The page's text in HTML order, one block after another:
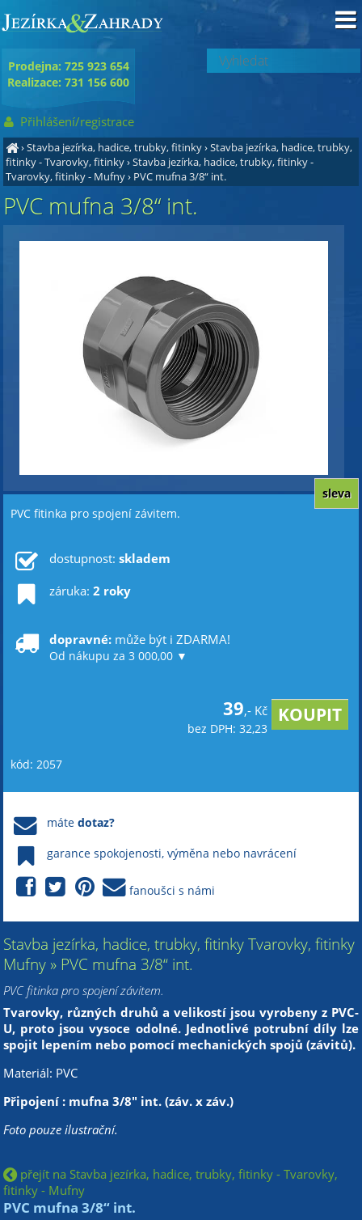
›Stavba jezírka, hadice, trubky, fitinky›Stavba jezírka, hadice, trubky,
fitinky - Tvarovky, fitinky›Stavba jezírka, hadice, trubky, fitinky -
Tvarovky, fitinky - Mufny› PVC mufna 3/8“ int.
PVC mufna 3/8“ int.
PVC fitinka pro spojení závitem.
sleva
dostupnost: skladem
záruka: 2 roky
dopravné: může být i ZDARMA!
Od nákupu za 3 000,00 ▼
39,- Kč
bez DPH: 32,23
kód: 2057
mátedotaz?
garance spokojenosti, výměna nebo navrácení
fanoušci s námi
Stavba jezírka, hadice, trubky, fitinky Tvarovky, fitinky
Mufny » PVC mufna 3/8“ int.
PVC fitinka pro spojení závitem.
Tvarovky, různých druhů a velikostí jsou vyrobeny z PVC-
U, proto jsou vysoce odolné. Jednotlivé potrubní díly lze
spojit lepením nebo pomocí mechanických spojů (závitů).
Materiál: PVC
Připojení : mufna 3/8" int. (záv. x záv.)
Foto pouze ilustrační.
přejít na Stavba jezírka, hadice, trubky, fitinky - Tvarovky,
fitinky - Mufny
PVC mufna 3/8“ int.
Prodejna: 725 923 654
Realizace: 731 156 600
Přihlášení/registrace